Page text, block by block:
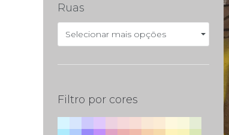
Ruas
Selecionar mais opções
Filtro por cores